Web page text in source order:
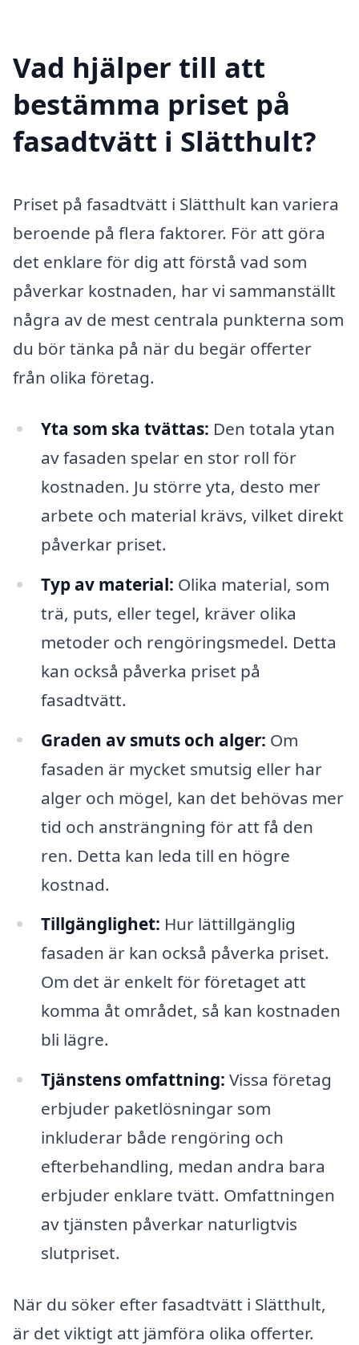
Vad hjälper till att
bestämma priset på
fasadtvätt i Slätthult?
Priset på fasadtvätt i Slätthult kan variera
beroende på flera faktorer. För att göra
det enklare för dig att förstå vad som
påverkar kostnaden, har vi sammanställt
några av de mest centrala punkterna som
du bör tänka på när du begär offerter
från olika företag.
Yta som ska tvättas: Den totala ytan
av fasaden spelar en stor roll för
kostnaden. Ju större yta, desto mer
arbete och material krävs, vilket direkt
påverkar priset.
Typ av material: Olika material, som
trä, puts, eller tegel, kräver olika
metoder och rengöringsmedel. Detta
kan också påverka priset på
fasadtvätt.
Graden av smuts och alger: Om
fasaden är mycket smutsig eller har
alger och mögel, kan det behövas mer
tid och ansträngning för att få den
ren. Detta kan leda till en högre
kostnad.
Tillgänglighet: Hur lättillgänglig
fasaden är kan också påverka priset.
Om det är enkelt för företaget att
komma åt området, så kan kostnaden
bli lägre.
Tjänstens omfattning: Vissa företag
erbjuder paketlösningar som
inkluderar både rengöring och
efterbehandling, medan andra bara
erbjuder enklare tvätt. Omfattningen
av tjänsten påverkar naturligtvis
slutpriset.
När du söker efter fasadtvätt i Slätthult,
är det viktigt att jämföra olika offerter.